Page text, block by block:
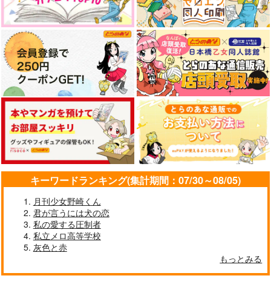
キーワードランキング(集計期間：07/30～08/05)
月刊少女野崎くん
君が言うには犬の恋
私の愛する圧制者
私立メロ高等学校
灰色と赤
もっとみる